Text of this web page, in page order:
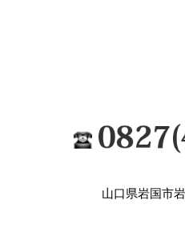
山口県岩国市